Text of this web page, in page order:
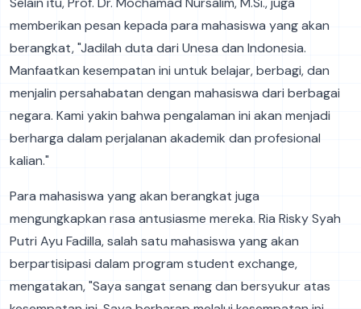
memberikan pesan kepada para mahasiswa yang akan
berangkat, "Jadilah duta dari Unesa dan Indonesia.
Manfaatkan kesempatan ini untuk belajar, berbagi, dan
menjalin persahabatan dengan mahasiswa dari berbagai
negara. Kami yakin bahwa pengalaman ini akan menjadi
berharga dalam perjalanan akademik dan profesional
kalian."
Para mahasiswa yang akan berangkat juga
mengungkapkan rasa antusiasme mereka. Ria Risky Syah
Putri Ayu Fadilla, salah satu mahasiswa yang akan
berpartisipasi dalam program student exchange,
mengatakan, "Saya sangat senang dan bersyukur atas